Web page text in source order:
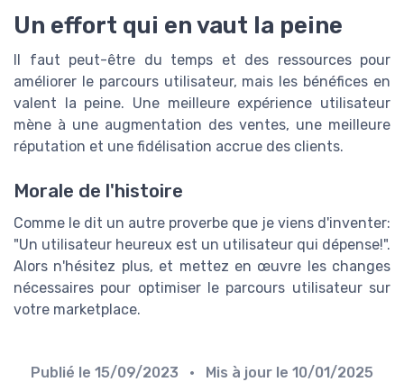
Un effort qui en vaut la peine
Il faut peut-être du temps et des ressources pour
améliorer le parcours utilisateur, mais les bénéfices en
valent la peine. Une meilleure expérience utilisateur
mène à une augmentation des ventes, une meilleure
réputation et une fidélisation accrue des clients.
Morale de l'histoire
Comme le dit un autre proverbe que je viens d'inventer:
"Un utilisateur heureux est un utilisateur qui dépense!".
Alors n'hésitez plus, et mettez en œuvre les changes
nécessaires pour optimiser le parcours utilisateur sur
votre marketplace.
Publié le 15/09/2023 • Mis à jour le 10/01/2025